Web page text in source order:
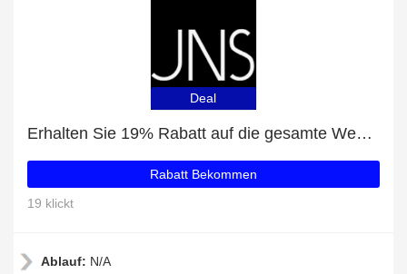
Deal
Erhalten Sie 19% Rabatt auf die gesamte Website | 10% Rabatt auf Columbia Minam River Hoodie
Rabatt Bekommen
19 klickt
Ablauf: N/A